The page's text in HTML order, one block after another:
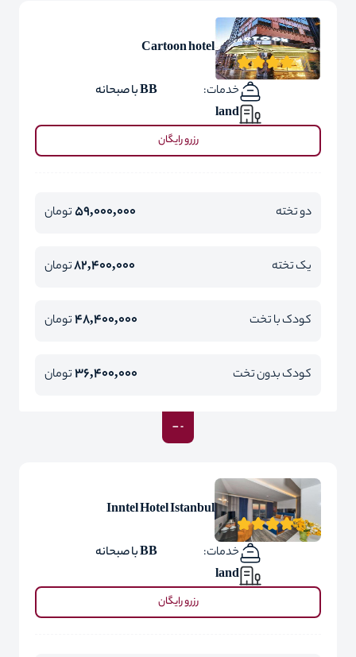
Cartoon hotel
خدمات:
BB با صبحانه
land
رزرو رایگان
دو تخته 59,000,000تومان
یک تخته 82,400,000تومان
کودک با تخت 48,400,000تومان
کودک بدون تخت 36,400,000تومان
Inntel Hotel Istanbul
خدمات:
BB با صبحانه
land
رزرو رایگان